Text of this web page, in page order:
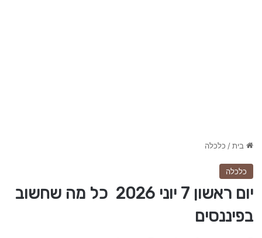
בית/ כלכלה
כלכלה
יום ראשון 7 יוני 2026 כל מה שחשוב
בפיננסים